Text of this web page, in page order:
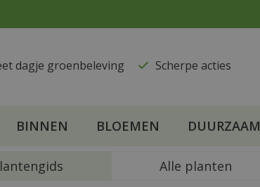
dagje groenbeleving ​Scherpe acties
BINNEN BLOEMEN DUURZAAM
Alle planten